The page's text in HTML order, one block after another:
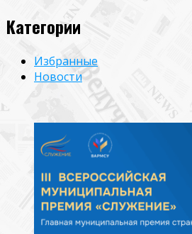
Категории
Избранные
Новости